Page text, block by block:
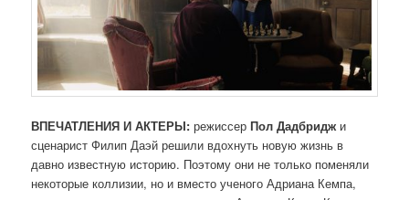
ВПЕЧАТЛЕНИЯ И АКТЕРЫ:режиссерПол Дадбридж и
сценарист Филип Даэй решили вдохнуть новую жизнь в
давно известную историю. Поэтому они не только поменяли
некоторые коллизии, но и вместо ученого Адриана Кемпа,